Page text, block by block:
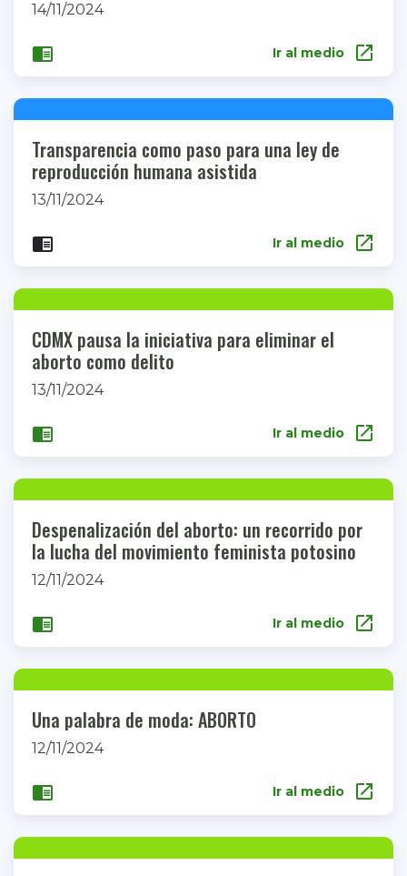
14/11/2024
chrome_reader_mode Ir al medio open_in_new
Transparencia como paso para una ley de
reproducción humana asistida
13/11/2024
chrome_reader_mode Ir al medio open_in_new
CDMX pausa la iniciativa para eliminar el
aborto como delito
13/11/2024
chrome_reader_mode Ir al medio open_in_new
Despenalización del aborto: un recorrido por
la lucha del movimiento feminista potosino
12/11/2024
chrome_reader_mode Ir al medio open_in_new
Una palabra de moda: ABORTO
12/11/2024
chrome_reader_mode Ir al medio open_in_new